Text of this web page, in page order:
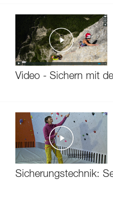
Video - Sichern mit
Sicherungstechnik: